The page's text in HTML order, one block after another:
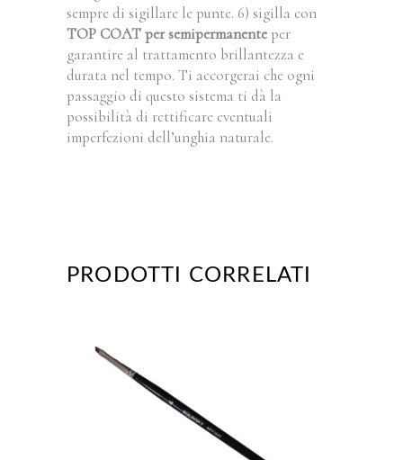
sempre di sigillare le punte. 6) sigilla con
TOP COAT per semipermanente per
garantire al trattamento brillantezza e
durata nel tempo. Ti accorgerai che ogni
passaggio di questo sistema ti dà la
possibilità di rettificare eventuali
imperfezioni dell’unghia naturale.
PRODOTTI CORRELATI